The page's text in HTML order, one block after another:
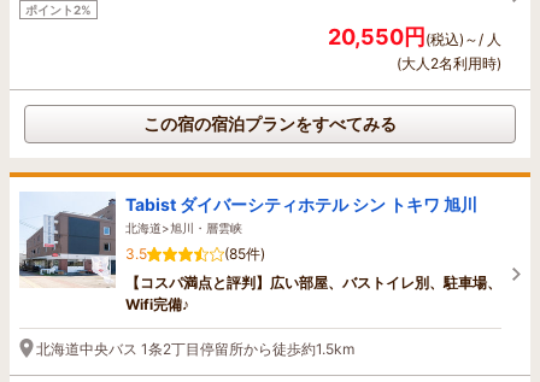
ポイント2%
20,550円(税込)～/ 人
(大人2名利用時)
この宿の宿泊プランをすべてみる
Tabist ダイバーシティホテル シン トキワ 旭川
北海道>旭川・層雲峡
3.5
(85件)
【コスパ満点と評判】広い部屋、バストイレ別、駐車場、
Wifi完備♪
北海道中央バス 1条2丁目停留所から徒歩約1.5km